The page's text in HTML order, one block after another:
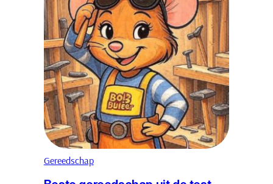
Gereedschap